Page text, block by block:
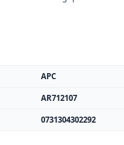
APC
AR712107
0731304302292